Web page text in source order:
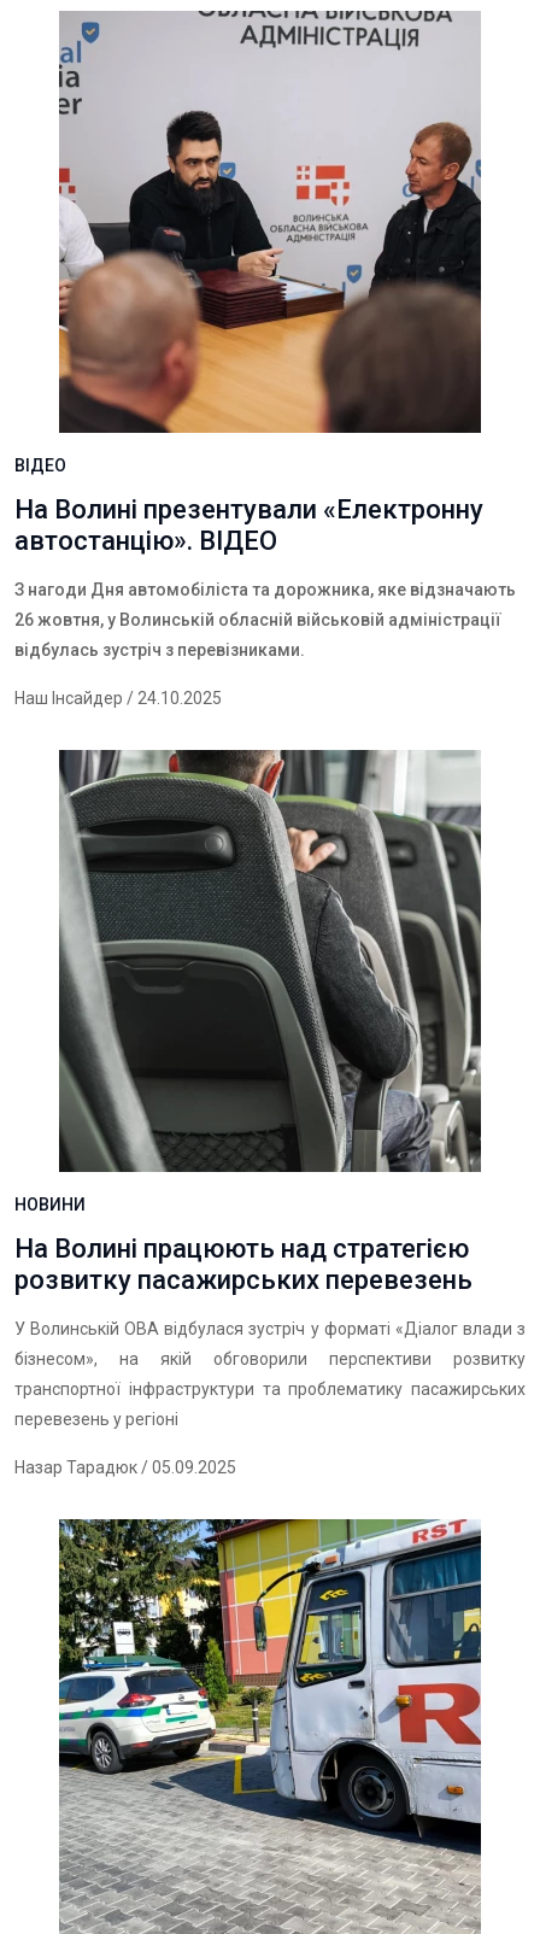
ВІДЕО
На Волині презентували «Електронну
автостанцію». ВІДЕО
З нагоди Дня автомобіліста та дорожника, яке відзначають
26 жовтня, у Волинській обласній військовій адміністрації
відбулась зустріч з перевізниками.
Наш Інсайдер / 24.10.2025
НОВИНИ
На Волині працюють над стратегією
розвитку пасажирських перевезень
У Волинській ОВА відбулася зустріч у форматі «Діалог влади з
бізнесом», на якій обговорили перспективи розвитку
транспортної інфраструктури та проблематику пасажирських
перевезень у регіоні
Назар Тарадюк/ 05.09.2025